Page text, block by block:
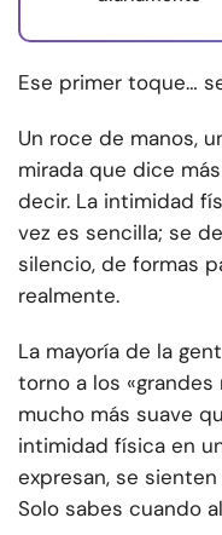
Ese primer toque…
Un roce de manos,
mirada que dice
decir. La intimidad
vez es sencilla; se
silencio, de formas
realmente.
La mayoría de la
torno a los
mucho más suave
intimidad física en
expresan, se
Solo sabes cuando